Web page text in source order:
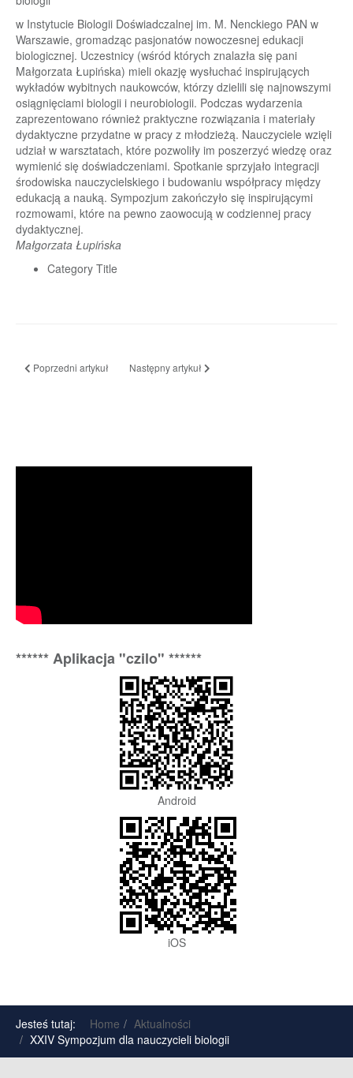
w Instytucie Biologii Doświadczalnej im. M. Nenckiego PAN w
Warszawie, gromadząc pasjonatów nowoczesnej edukacji
biologicznej. Uczestnicy (wśród których znalazła się pani
Małgorzata Łupińska) mieli okazję wysłuchać inspirujących
wykładów wybitnych naukowców, którzy dzielili się najnowszymi
osiągnięciami biologii i neurobiologii. Podczas wydarzenia
zaprezentowano również praktyczne rozwiązania i materiały
dydaktyczne przydatne w pracy z młodzieżą. Nauczyciele wzięli
udział w warsztatach, które pozwoliły im poszerzyć wiedzę oraz
wymienić się doświadczeniami. Spotkanie sprzyjało integracji
środowiska nauczycielskiego i budowaniu współpracy między
edukacją a nauką. Sympozjum zakończyło się inspirującymi
rozmowami, które na pewno zaowocują w codziennej pracy
dydaktycznej.
Małgorzata Łupińska
Category Title
Poprzedni artykuł: Przystanek: Poezja_29
Poprzedni artykuł Następny artykuł: Kiermasz charytatywny
Następny artykuł
****** Aplikacja "czilo" ******
Android
iOS
Jesteś tutaj: Home
Aktualności
XXIV Sympozjum dla nauczycieli biologii